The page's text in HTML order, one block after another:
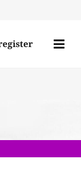
Menü